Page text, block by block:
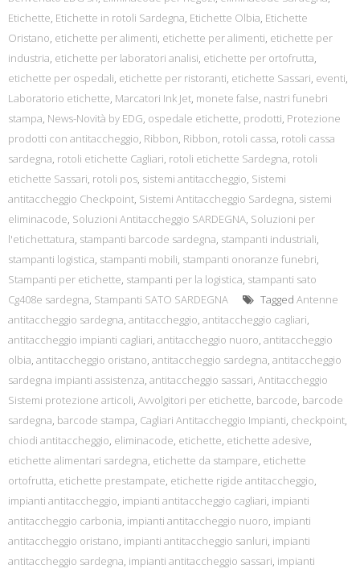
Etichette, Etichette in rotoli Sardegna, Etichette Olbia, Etichette
Oristano, etichette per alimenti, etichette per alimenti, etichette per
industria, etichette per laboratori analisi, etichette per ortofrutta,
etichette per ospedali, etichette per ristoranti, etichette Sassari, eventi,
Laboratorio etichette, Marcatori Ink Jet, monete false, nastri funebri
stampa, News-Novità by EDG, ospedale etichette, prodotti, Protezione
prodotti con antitaccheggio, Ribbon, Ribbon, rotoli cassa, rotoli cassa
sardegna, rotoli etichette Cagliari, rotoli etichette Sardegna, rotoli
etichette Sassari, rotoli pos, sistemi antitaccheggio, Sistemi
antitaccheggio Checkpoint, Sistemi Antitaccheggio Sardegna, sistemi
eliminacode, Soluzioni Antitaccheggio SARDEGNA, Soluzioni per
l'etichettatura, stampanti barcode sardegna, stampanti industriali,
stampanti logistica, stampanti mobili, stampanti onoranze funebri,
Stampanti per etichette, stampanti per la logistica, stampanti sato
Cg408e sardegna, Stampanti SATO SARDEGNA Tagged Antenne
antitaccheggio sardegna, antitaccheggio, antitaccheggio cagliari,
antitaccheggio impianti cagliari, antitaccheggio nuoro, antitaccheggio
olbia, antitaccheggio oristano, antitaccheggio sardegna, antitaccheggio
sardegna impianti assistenza, antitaccheggio sassari, Antitaccheggio
Sistemi protezione articoli, Avvolgitori per etichette, barcode, barcode
sardegna, barcode stampa, Cagliari Antitaccheggio Impianti, checkpoint,
chiodi antitaccheggio, eliminacode, etichette, etichette adesive,
etichette alimentari sardegna, etichette da stampare, etichette
ortofrutta, etichette prestampate, etichette rigide antitaccheggio,
impianti antitaccheggio, impianti antitaccheggio cagliari, impianti
antitaccheggio carbonia, impianti antitaccheggio nuoro, impianti
antitaccheggio oristano, impianti antitaccheggio sanluri, impianti
antitaccheggio sardegna, impianti antitaccheggio sassari, impianti